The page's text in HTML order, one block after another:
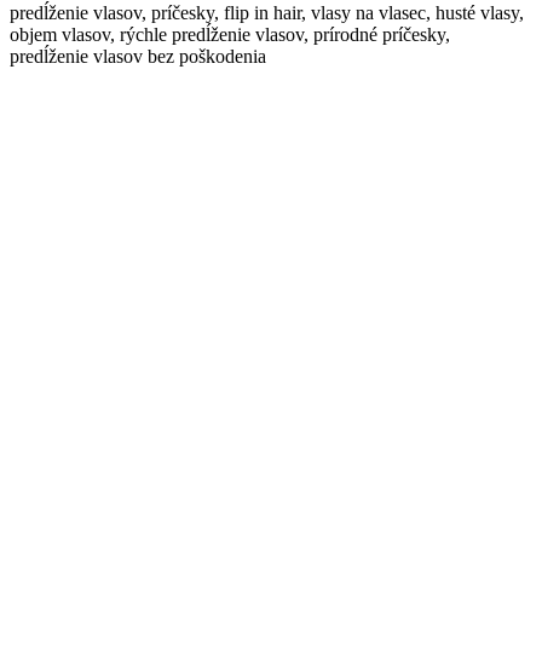
predĺženie vlasov, príčesky, flip in hair, vlasy na vlasec, husté vlasy,
objem vlasov, rýchle predĺženie vlasov, prírodné príčesky,
predĺženie vlasov bez poškodenia